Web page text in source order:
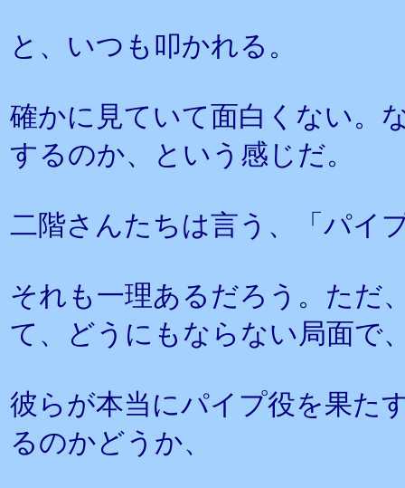
と、いつも叩かれる。
確かに見ていて面白くない。
するのか、という感じだ。
二階さんたちは言う、「パイ
それも一理あるだろう。ただ
て、どうにもならない局面で
彼らが本当にパイプ役を果た
るのかどうか、